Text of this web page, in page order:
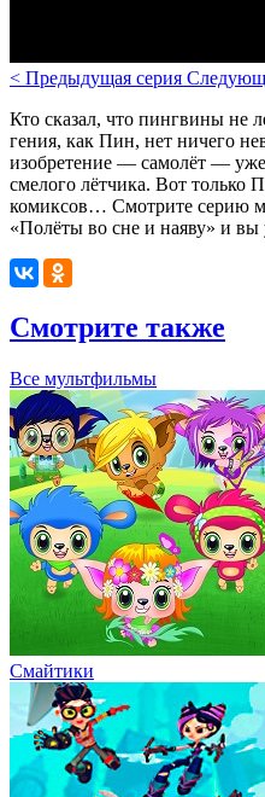
< Предыдущая серия
Кто сказал, что пингвины не
гения, как Пин, нет ничего
изобретение — самолёт — уже
смелого лётчика. Вот только
комиксов… Смотрите серию
«Полёты во сне и наяву» и вы
Смотрите также
Все мультфильмы
Смайтики